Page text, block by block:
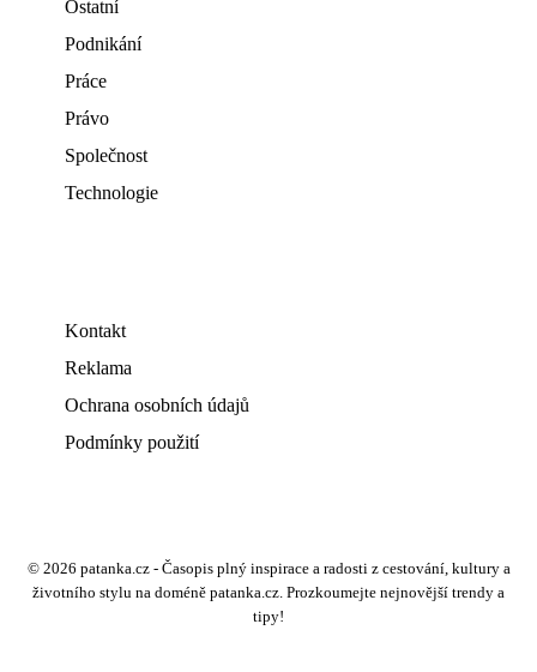
Ostatní
Podnikání
Práce
Právo
Společnost
Technologie
Kontakt
Reklama
Ochrana osobních údajů
Podmínky použití
© 2026 patanka.cz - Časopis plný inspirace a radosti z cestování, kultury a
životního stylu na doméně patanka.cz. Prozkoumejte nejnovější trendy a
tipy!